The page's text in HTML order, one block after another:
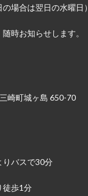
場合は翌日の水曜日）
時お知らせします。
崎町城ヶ島 650-70
りバスで30分
徒歩1分